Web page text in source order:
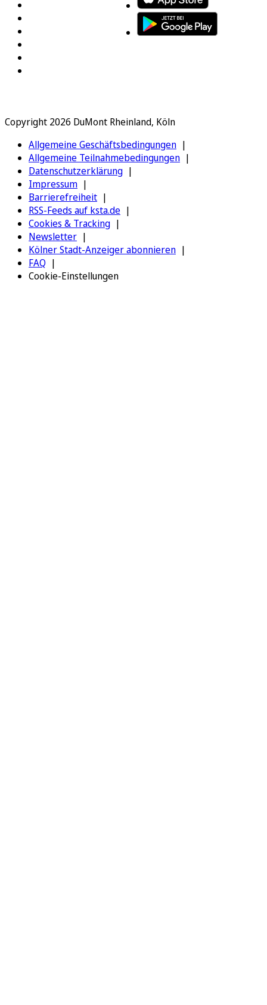
Copyright 2026 DuMont Rheinland, Köln
Allgemeine Geschäftsbedingungen
Allgemeine Teilnahmebedingungen
Datenschutzerklärung
Impressum
Barrierefreiheit
RSS-Feeds auf ksta.de
Cookies & Tracking
Newsletter
Kölner Stadt-Anzeiger abonnieren
FAQ
Cookie-Einstellungen